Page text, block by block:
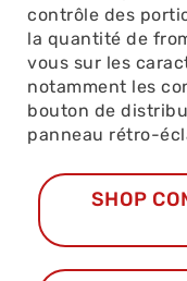
contrôle des
la quantité de
vous sur les
notamment les
bouton de
panneau rétro-
SHOP